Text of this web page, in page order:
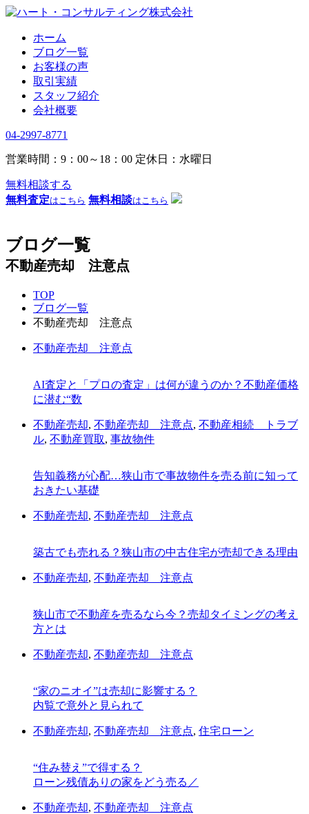
ホーム
ブログ一覧
お客様の声
取引実績
スタッフ紹介
会社概要
04-2997-8771
営業時間：9：00～18：00 定休日：水曜日
無料相談する
無料査定はこちら 無料相談はこちら
ブログ一覧
不動産売却 注意点
TOP
ブログ一覧
不動産売却 注意点
不動産売却 注意点
AI査定と「プロの査定」は何が違うのか？不動産価格
に潜む“数
不動産売却, 不動産売却 注意点, 不動産相続 トラブ
ル, 不動産買取, 事故物件
告知義務が心配…狭山市で事故物件を売る前に知って
おきたい基礎
不動産売却, 不動産売却 注意点
築古でも売れる？狭山市の中古住宅が売却できる理由
不動産売却, 不動産売却 注意点
狭山市で不動産を売るなら今？売却タイミングの考え
方とは
不動産売却, 不動産売却 注意点
“家のニオイ”は売却に影響する？
内覧で意外と見られて
不動産売却, 不動産売却 注意点, 住宅ローン
“住み替え”で得する？
ローン残債ありの家をどう売る／
不動産売却, 不動産売却 注意点